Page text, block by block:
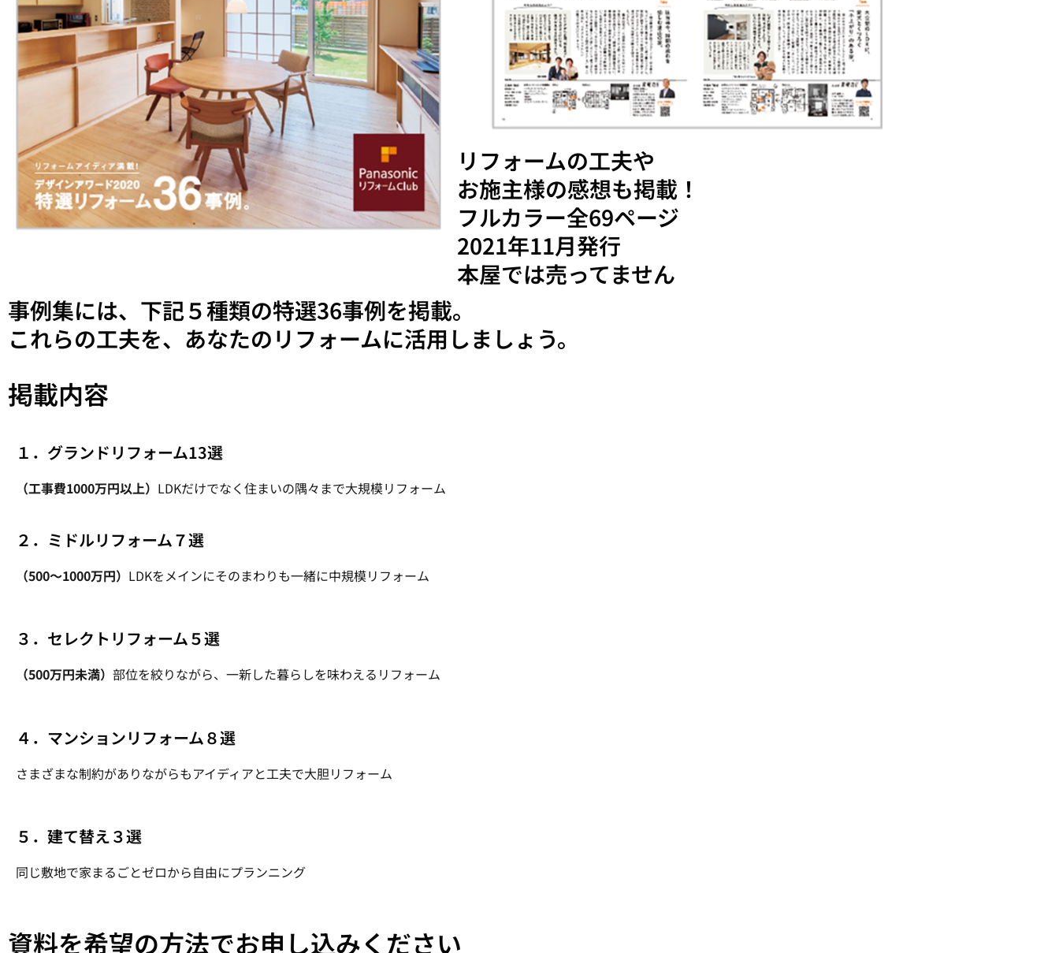
リフォームの工夫や
お施主様の感想も掲載！
フルカラー全69ページ
2021年11月発行
本屋では売ってません
事例集には、下記５種類の特選36事例を掲載。
これらの工夫を、あなたのリフォームに活用しましょう。
掲載内容
１．グランドリフォーム13選
（工事費1000万円以上） LDKだけでなく住まいの隅々まで大規模リフォーム
２．ミドルリフォーム７選
（500～1000万円） LDKをメインにそのまわりも一緒に中規模リフォーム
３．セレクトリフォーム５選
（500万円未満） 部位を絞りながら、一新した暮らしを味わえるリフォーム
４．マンションリフォーム８選
さまざまな制約がありながらもアイディアと工夫で大胆リフォーム
５．建て替え３選
同じ敷地で家まるごとゼロから自由にプランニング
資料を希望の方法でお申し込みください